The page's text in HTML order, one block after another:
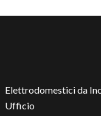
Elettrodomestici da
Ufficio